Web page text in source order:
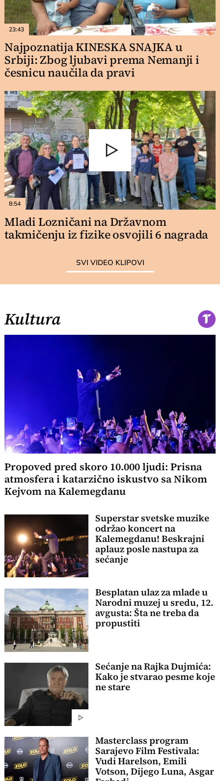
23:43
Najpoznatija KINESKA SNAJKA u
Srbiji: Zbog ljubavi prema Nemanji i
česnicu naučila da pravi
8:54
Mladi Lozničani na Državnom
takmičenju iz fizike osvojili 6 nagrada
SVI VIDEO KLIPOVI
Kultura
Propoved pred skoro 10.000 ljudi: Prisna
atmosfera i katarzično iskustvo sa Nikom
Kejvom na Kalemegdanu
Superstar svetske muzike
održao koncert na
Kalemegdanu! Beskrajni
aplauz posle nastupa za
sećanje
Besplatan ulaz za mlade u
Narodni muzej u sredu, 12.
avgusta: Šta ne treba da
propustiti
Sećanje na Rajka Dujmića:
Kako je stvarao pesme koje
ne stare
Masterclass program
Sarajevo Film Festivala:
Vudi Harelson, Emili
Votson, Dijego Luna, Asgar